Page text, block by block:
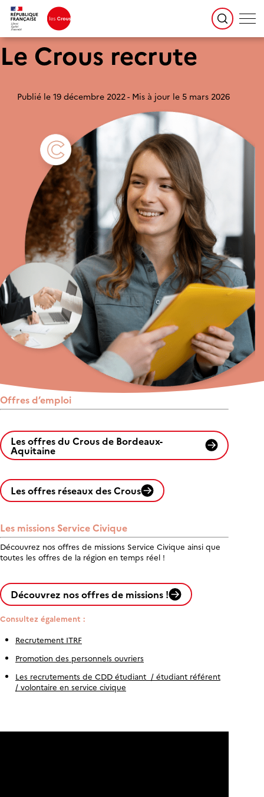
Le Crous recrute
Publié le 19 décembre 2022 Mis à jour le 5 mars 2026
Offres d’emploi
Les offres du Crous de Bordeaux-
Aquitaine
Les offres réseaux des Crous
Les missions Service Civique
Découvrez nos offres de missions Service Civique ainsi que
toutes les offres de la région en temps réel !
Découvrez nos offres de missions !
Consultez également :
Recrutement ITRF
Promotion des personnels ouvriers
Les recrutements de CDD étudiant / étudiant référent
/ volontaire en service civique